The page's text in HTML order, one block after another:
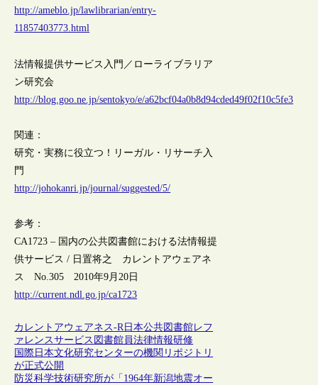
http://ameblo.jp/lawlibrarian/entry-
11857403773.html
法情報提供サービス入門／ローライブラリア
ン研究会
http://blog.goo.ne.jp/sentokyo/e/a62bcf04a0b8d94cded49f02f10c5fe3
関連：
研究・実務に役立つ！リーガル・リサーチ入
門
http://johokanri.jp/journal/suggested/5/
参考：
CA1723 – 国内の公共図書館における法情報提
供サービス / 日置将之 カレントアウェアネ
ス No.305 2010年9月20日
http://current.ndl.go.jp/ca1723
カレントアウェアネス-R日本公共図書館レフ
ァレンスサービス 図書館員法律情報研修
国際日本文化研究センターの機関リポジトリ
が正式公開
防災科学技術研究所が「1964年新潟地震オー